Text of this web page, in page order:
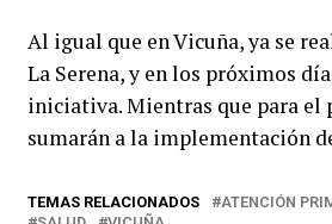
Al igual que en Vicuña, ya se
La Serena, y en los próximos
iniciativa. Mientras que para el
sumarán a la implementación
TEMAS RELACIONADOS ATENCIÓN